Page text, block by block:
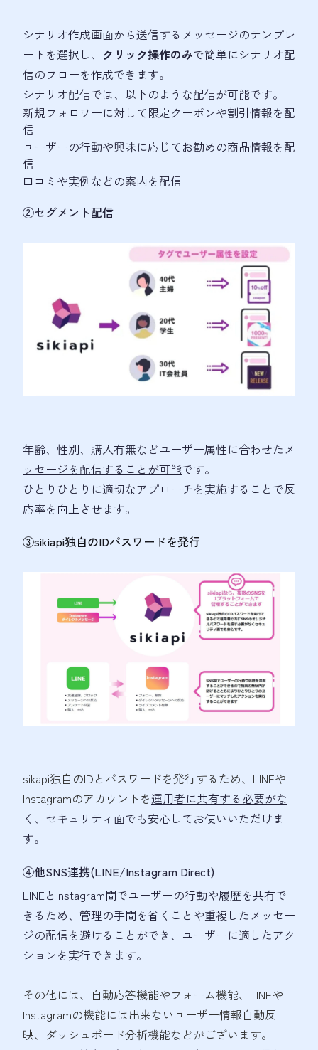
シナリオ作成画面から送信するメッセージのテンプレ
ートを選択し、 クリック操作のみで簡単にシナリオ配
信のフローを作成できます。
シナリオ配信では、以下のような配信が可能です。
新規フォロワーに対して限定クーポンや割引情報を配
信
ユーザーの行動や興味に応じてお勧めの商品情報を配
信
口コミや実例などの案内を配信
②セグメント配信
年齢、性別、購入有無などユーザー属性に合わせたメ
ッセージを配信することが可能です。
ひとりひとりに適切なアプローチを実施することで反
応率を向上させます。
③sikiapi独自のIDパスワードを発行
sikapi独自のIDとパスワードを発行するため、LINEや
Instagramのアカウントを運用者に共有する必要がな
く、セキュリティ面でも安心してお使いいただけま
す。
④他SNS連携(LINE/Instagram Direct)
LINEとInstagram間でユーザーの行動や履歴を共有で
きるため、管理の手間を省くことや重複したメッセー
ジの配信を避けることができ、ユーザーに適したアク
ションを実行できます。
その他には、自動応答機能やフォーム機能、LINEや
Instagramの機能には出来ないユーザー情報自動反
映、ダッシュボード分析機能などがございます。